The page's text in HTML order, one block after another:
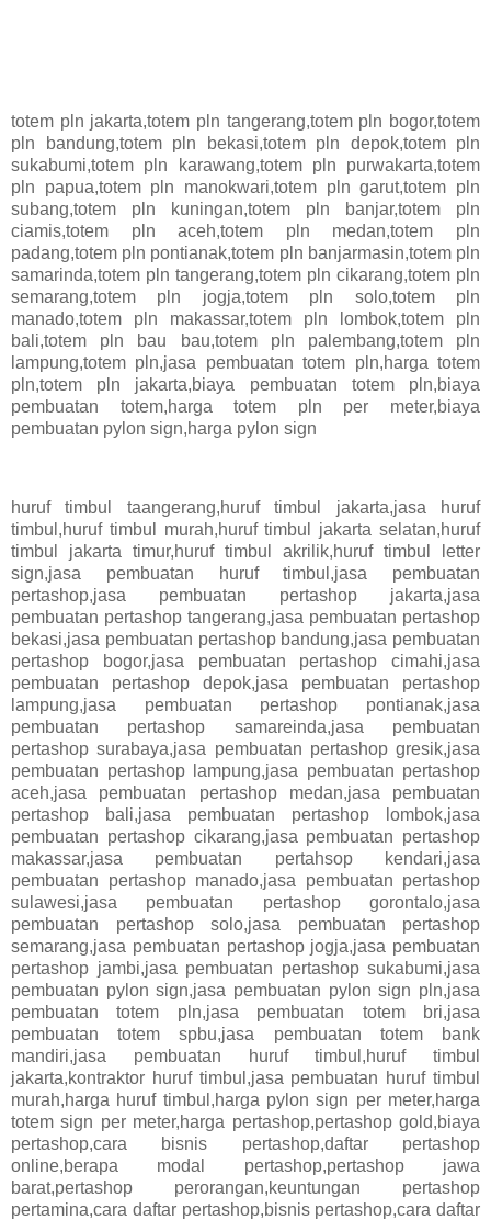
totem pln jakarta,totem pln tangerang,totem pln bogor,totem
pln bandung,totem pln bekasi,totem pln depok,totem pln
sukabumi,totem pln karawang,totem pln purwakarta,totem
pln papua,totem pln manokwari,totem pln garut,totem pln
subang,totem pln kuningan,totem pln banjar,totem pln
ciamis,totem pln aceh,totem pln medan,totem pln
padang,totem pln pontianak,totem pln banjarmasin,totem pln
samarinda,totem pln tangerang,totem pln cikarang,totem pln
semarang,totem pln jogja,totem pln solo,totem pln
manado,totem pln makassar,totem pln lombok,totem pln
bali,totem pln bau bau,totem pln palembang,totem pln
lampung,totem pln,jasa pembuatan totem pln,harga totem
pln,totem pln jakarta,biaya pembuatan totem pln,biaya
pembuatan totem,harga totem pln per meter,biaya
pembuatan pylon sign,harga pylon sign
huruf timbul taangerang,huruf timbul jakarta,jasa huruf
timbul,huruf timbul murah,huruf timbul jakarta selatan,huruf
timbul jakarta timur,huruf timbul akrilik,huruf timbul letter
sign,jasa pembuatan huruf timbul,jasa pembuatan
pertashop,jasa pembuatan pertashop jakarta,jasa
pembuatan pertashop tangerang,jasa pembuatan pertashop
bekasi,jasa pembuatan pertashop bandung,jasa pembuatan
pertashop bogor,jasa pembuatan pertashop cimahi,jasa
pembuatan pertashop depok,jasa pembuatan pertashop
lampung,jasa pembuatan pertashop pontianak,jasa
pembuatan pertashop samareinda,jasa pembuatan
pertashop surabaya,jasa pembuatan pertashop gresik,jasa
pembuatan pertashop lampung,jasa pembuatan pertashop
aceh,jasa pembuatan pertashop medan,jasa pembuatan
pertashop bali,jasa pembuatan pertashop lombok,jasa
pembuatan pertashop cikarang,jasa pembuatan pertashop
makassar,jasa pembuatan pertahsop kendari,jasa
pembuatan pertashop manado,jasa pembuatan pertashop
sulawesi,jasa pembuatan pertashop gorontalo,jasa
pembuatan pertashop solo,jasa pembuatan pertashop
semarang,jasa pembuatan pertashop jogja,jasa pembuatan
pertashop jambi,jasa pembuatan pertashop sukabumi,jasa
pembuatan pylon sign,jasa pembuatan pylon sign pln,jasa
pembuatan totem pln,jasa pembuatan totem bri,jasa
pembuatan totem spbu,jasa pembuatan totem bank
mandiri,jasa pembuatan huruf timbul,huruf timbul
jakarta,kontraktor huruf timbul,jasa pembuatan huruf timbul
murah,harga huruf timbul,harga pylon sign per meter,harga
totem sign per meter,harga pertashop,pertashop gold,biaya
pertashop,cara bisnis pertashop,daftar pertashop
online,berapa modal pertashop,pertashop jawa
barat,pertashop perorangan,keuntungan pertashop
pertamina,cara daftar pertashop,bisnis pertashop,cara daftar